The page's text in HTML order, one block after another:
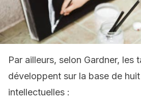
Par ailleurs, selon Gardner, les
développent sur la base de
intellectuelles :